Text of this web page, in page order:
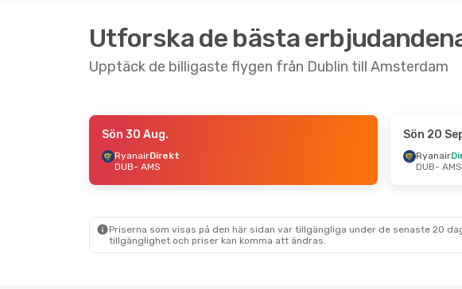
Utforska de bästa
Upptäck de billigaste flygen från Dublin till Amsterdam
- Sön 13 Sep.
Sön 30 Aug.
RyanairDirekt
DUB- AMS
Sön 20
Ryanair
DUB- AMS
Priserna som visas på den här sidan var tillgängliga under de senaste 20
tillgänglighet och priser kan komma att ändras.